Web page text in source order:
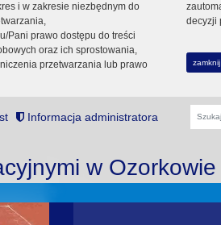
i w zakresie niezbędnym do
Pani prawo dostępu do treści
oraz ich sprostowania,
przetwarzania lub prawo
decyzji
zamknij
Informacja administratora
Fraza
w Ozorkowie